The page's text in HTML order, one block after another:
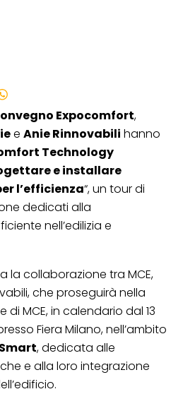
Expocomfort,
e Anie Rinnovabili hanno
Technology
e installare
l’efficienza“, un tour di
dedicati alla
nell’edilizia e
la collaborazione tra MCE,
che proseguirà nella
di MCE, in calendario dal 13
Fiera Milano, nell’ambito
, dedicata alle
e alla loro integrazione